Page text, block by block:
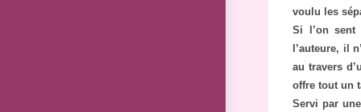
voulu les
Si l’on sent
l’auteure, il
au travers
offre tout un
Servi par